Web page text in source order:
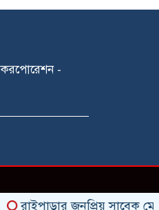
করপোরেশন -
রাইপাড়ার জনপ্রিয় সাবেক